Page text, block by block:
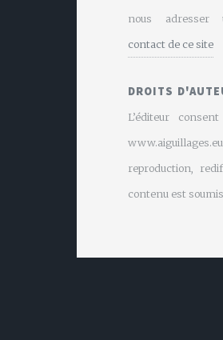
nous
contact de ce site
DROITS
L’éditeur
reproduction,
contenu est